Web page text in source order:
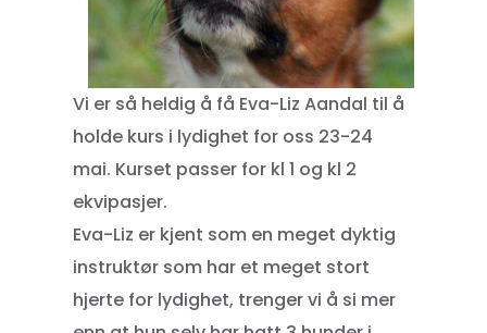
Vi er så heldig å få Eva-Liz Aandal til å
holde kurs i lydighet for oss 23-24
mai. Kurset passer for kl 1 og kl 2
ekvipasjer.
Eva-Liz er kjent som en meget dyktig
instruktør som har et meget stort
hjerte for lydighet, trenger vi å si mer